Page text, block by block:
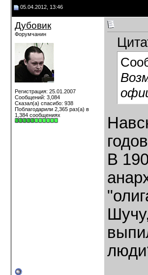
05.04.2012, 13:46
Дубовик
Форумчанин
Регистрация: 25.01.2007
Сообщений: 3,084
Сказал(а) спасибо: 938
Поблагодарили 2,365 раз(а) в
1,384 сообщениях
В